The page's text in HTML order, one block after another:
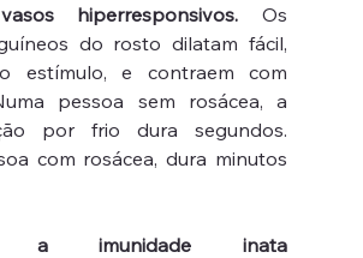
hiperresponsivos. Os
do rosto dilatam fácil,
estímulo, e contraem com
pessoa sem rosácea, a
por frio dura segundos.
com rosácea, dura minutos
a imunidade inata